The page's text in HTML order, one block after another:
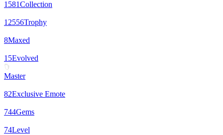
1581Collection
12556Trophy
8Maxed
15Evolved
Master
82Exclusive Emote
744Gems
74Level